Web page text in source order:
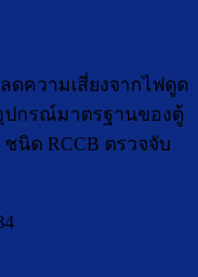
ดความเสี่ยงจากไฟดูด
ปกรณ์มาตรฐานของตู้
นิด RCCB ตรวจจับ